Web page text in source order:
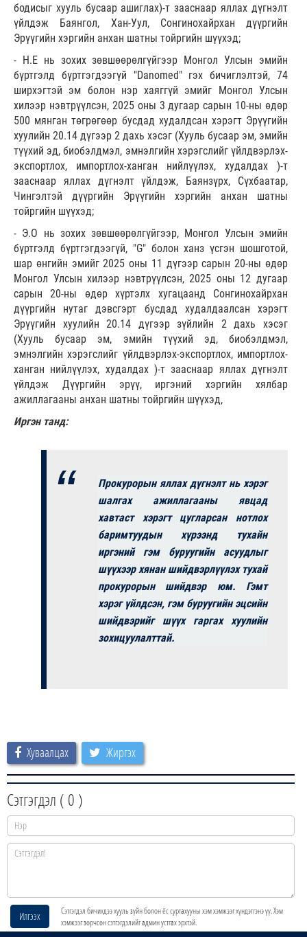
бодисыг хууль бусаар ашиглах)-т зааснаар яллах дүгнэлт
үйлдэж Баянгол, Хан-Уул, Сонгинохайрхан дүүргийн
Эрүүгийн хэргийн анхан шатны тойргийн шүүхэд;
- Н.Е нь зохих зөвшөөрөлгүйгээр Монгол Улсын эмийн
бүртгэлд бүртгэгдээгүй "Danomed" гэх бичиглэлтэй, 74
ширхэгтэй эм болон нэр хаяггүй эмийг Монгол Улсын
хилээр нэвтрүүлсэн, 2025 оны 3 дугаар сарын 10-ны өдөр
500 мянган төгрөгөөр бусдад худалдсан хэрэгт Эрүүгийн
хуулийн 20.14 дүгээр 2 дахь хэсэг (Хууль бусаар эм, эмийн
түүхий эд, биобэлдмэл, эмнэлгийн хэрэгслийг үйлдвэрлэх-
экспортлох, импортлох-ханган нийлүүлэх, худалдах )-т
зааснаар яллах дүгнэлт үйлдэж, Баянзүрх, Сүхбаатар,
Чингэлтэй дүүргийн Эрүүгийн хэргийн анхан шатны
тойргийн шүүхэд;
- Э.О нь зохих зөвшөөрөлгүйгээр, Монгол Улсын эмийн
бүртгэлд бүртгэгдээгүй, "G" болон ханз үсгэн шошготой,
шар өнгийн эмийг 2025 оны 11 дүгээр сарын 20-ны өдөр
Монгол Улсын хилээр нэвтрүүлсэн, 2025 оны 12 дугаар
сарын 20-ны өдөр хүртэлх хугацаанд Сонгинохайрхан
дүүргийн нутаг дэвсгэрт бусдад худалдаалсан хэрэгт
Эрүүгийн хуулийн 20.14 дүгээр зүйлийн 2 дахь хэсэг
(Хууль бусаар эм, эмийн түүхий эд, биобэлдмэл,
эмнэлгийн хэрэгслийг үйлдвэрлэх-экспортлох, импортлох-
ханган нийлүүлэх, худалдах )-т зааснаар яллах дүгнэлт
үйлдэж Дүүргийн эрүү, иргэний хэргийн хялбар
ажиллагааны анхан шатны тойргийн шүүхэд,
Иргэн танд:
Прокурорын яллах дүгнэлт нь хэрэг
шалгах ажиллагааны явцад
хавтаст хэрэгт цугларсан нотлох
баримтуудын хүрээнд тухайн
иргэний гэм буруугийн асуудлыг
шүүхээр хянан шийдвэрлүүлэх тухай
прокурорын шийдвэр юм. Гэмт
хэрэг үйлдсэн, гэм буруугийн эцсийн
шийдвэрийг шүүх гаргах хуулийн
зохицуулалттай.
Хуваалцах Жиргэх
Сэтгэгдэл ( 0 )
Илгээх
Сэтгэгдэл бичихдээ хууль зүйн болон ёс суртахууны хэм хэмжээг хүндэтгэнэ үү. Хэм
хэмжээг зөрчсөн сэтгэгдэлийг админ устгах эрхтэй.